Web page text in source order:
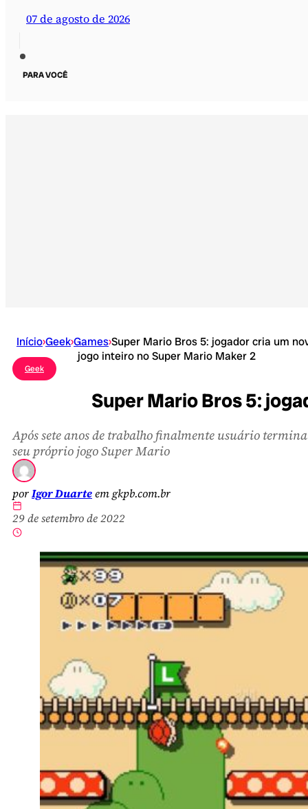
07 de agosto de 2026
PARA VOCÊ
Início›Geek›Games›Super Mario Bros 5: jogador cria um
jogo inteiro no Super Mario Maker 2
Geek
Super Mario Bros 5:
Após sete anos de trabalho finalmente usuário termina
seu próprio jogo Super Mario
porIgor Duarteem gkpb.com.br
29 de setembro de 2022